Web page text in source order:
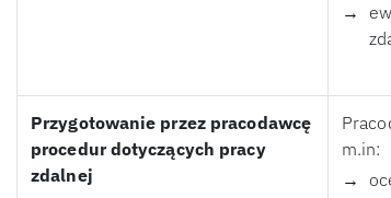
Przygotowanie przez pracodawcę
procedur dotyczących pracy
zdalnej
m.in: